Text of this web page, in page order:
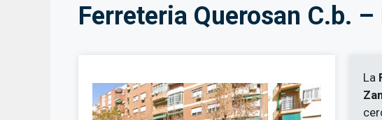
Ferreteria Querosan C.b. –
La